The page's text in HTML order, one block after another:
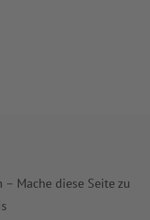
Mache diese Seite zu